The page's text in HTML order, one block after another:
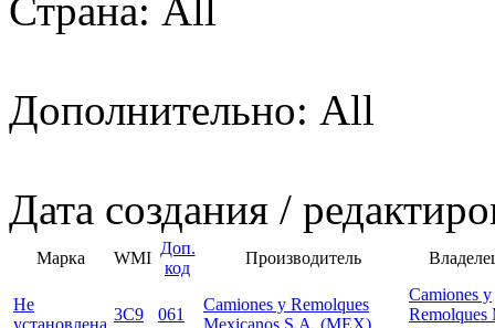
Страна: All
Дополнительно: All
Дата создания /
Марка WMI
Доп.
код
Производитель
Не
3C9 061
Camiones y Remolques
Camiones y
Remolques